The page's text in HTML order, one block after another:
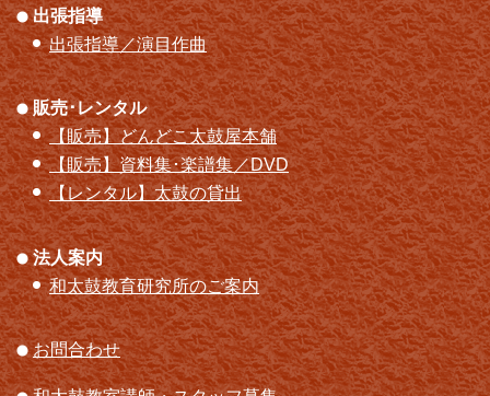
出張指導
出張指導／演目作曲
販売･レンタル
【販売】どんどこ太鼓屋本舗
【販売】資料集･楽譜集／DVD
【レンタル】太鼓の貸出
法人案内
和太鼓教育研究所のご案内
お問合わせ